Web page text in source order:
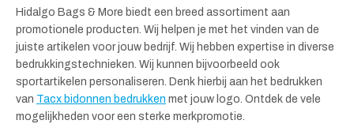
Hidalgo Bags & More biedt een breed assortiment aan
promotionele producten. Wij helpen je met het vinden van de
juiste artikelen voor jouw bedrijf. Wij hebben expertise in diverse
bedrukkingstechnieken. Wij kunnen bijvoorbeeld ook
sportartikelen personaliseren. Denk hierbij aan het bedrukken
van Tacx bidonnen bedrukken met jouw logo. Ontdek de vele
mogelijkheden voor een sterke merkpromotie.